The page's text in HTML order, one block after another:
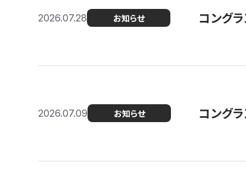
2026.07.28 お知らせ コング
2026.07.09 お知らせ コング